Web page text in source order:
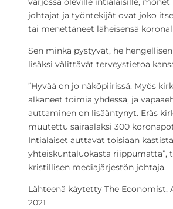
johtajat ja työntekijät ovat joko
tai menettäneet läheisensä
Sen minkä pystyvät, he
lisäksi välittävät terveystietoa
”Hyvää on jo näköpiirissä. Myös
alkaneet toimia yhdessä, ja
auttaminen on lisääntynyt. Eräs
muutettu sairaalaksi 300
Intialaiset auttavat toisiaan
yhteiskuntaluokasta riippumatta”,
kristillisen mediajärjestön johtaja.
Lähteenä käytetty The Economist,
2021